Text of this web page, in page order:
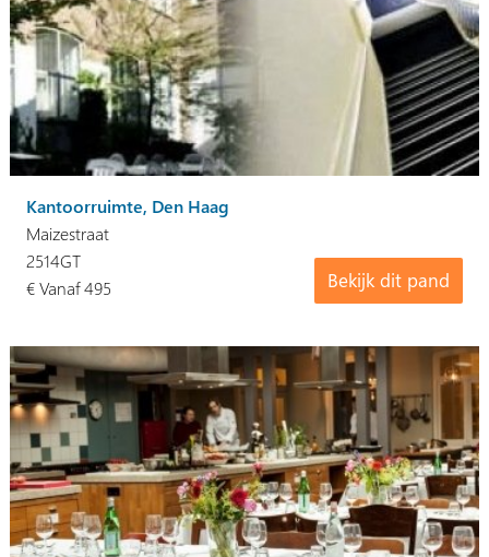
Kantoorruimte, Den Haag
Maizestraat
Bekijk dit pand
2514GT
€ Vanaf 495